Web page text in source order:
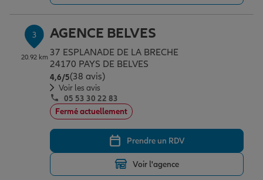
Assurance scolaire
Protection juridique
Retraite
Tous nos devis d'assurance
3
20.92 km
AGENCE BELVES
37 ESPLANADE DE LA BRECHE
24170 PAYS DE BELVES
4,6/5Note de 4.6 sur 5
(38 avis)
Voir les avis
05 53 30 22 83
Fermé actuellement
Prendre un RDV
Voir l'agence